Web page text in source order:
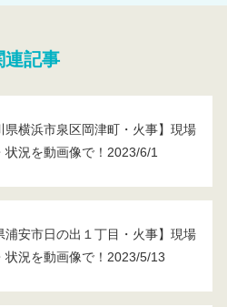
連記事
県横浜市泉区岡津町・火事】現場
状況を動画像で！2023/6/1
浦安市日の出１丁目・火事】現場
状況を動画像で！2023/5/13